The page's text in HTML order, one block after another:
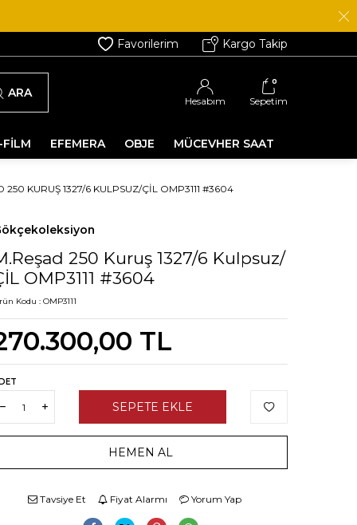
Favorilerim Kargo Takip
ARA
Hesabım
0
Sepetim
EFEMERA OBJE MÜCEVHER SAAT
250 KURUŞ 1327/6 KULPSUZ/ÇİL OMP3111 #3604
250 Kuruş 1327/6 Kulpsuz/
OMP3111 #3604
Kodu : OMP3111
TL
SEPETE EKLE
HEMEN AL
Tavsiye Et Fiyat Alarmı Yorum Yap